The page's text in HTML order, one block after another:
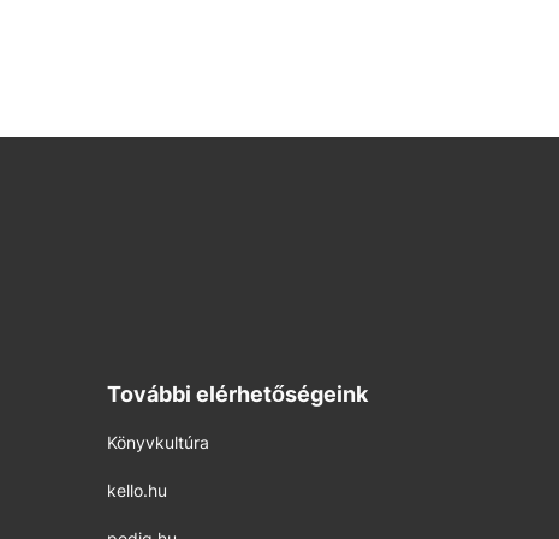
További elérhetőségeink
Könyvkultúra
kello.hu